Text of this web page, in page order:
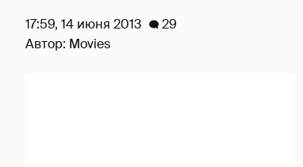
17:59, 14 июня 2013
29
Автор: Movies